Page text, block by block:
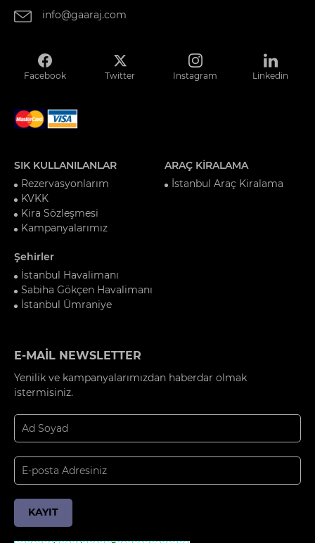
info@gaaraj.com
Facebook Twitter Instagram Linkedin
SIK KULLANILANLAR
Rezervasyonlarım
KVKK
Kira Sözleşmesi
Kampanyalarımız
ARAÇ KİRALAMA
İstanbul Araç Kiralama
Şehirler
İstanbul Havalimanı
Sabiha Gökçen Havalimanı
İstanbul Ümraniye
E-MAİL NEWSLETTER
Yenilik ve kampanyalarımızdan haberdar olmak
istermisiniz.
KAYIT